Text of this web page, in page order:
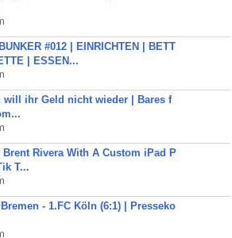
#012 | EINRICHTEN | BETT
| ESSEN...
will ihr Geld nicht wieder | Bares f
Brent Rivera With A Custom iPad P
T...
- 1.FC Köln (6:1) | Presseko